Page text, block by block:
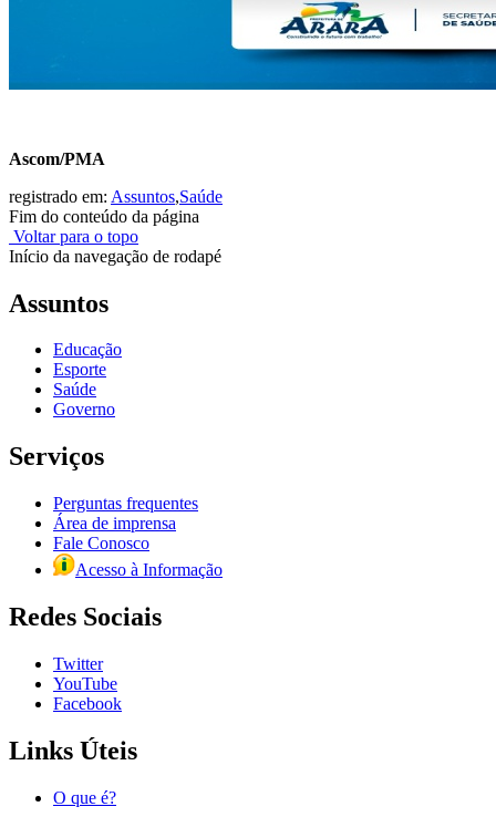
Ascom/PMA
registrado em: Assuntos,Saúde
Fim do conteúdo da página
Voltar para o topo
Início da navegação de rodapé
Assuntos
Educação
Esporte
Saúde
Governo
Serviços
Perguntas frequentes
Área de imprensa
Fale Conosco
Acesso à Informação
Redes Sociais
Twitter
YouTube
Facebook
Links Úteis
O que é?